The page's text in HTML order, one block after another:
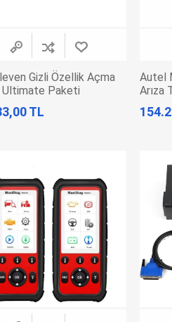
Gizli Özellik Açma
Ultimate Paketi
TL
Autel
Arıza